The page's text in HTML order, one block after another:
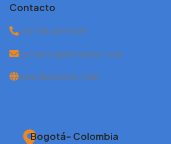
Contacto
+57 318 347 0749
contacto@fixmedical.com
www.fixmedical.com
Bogotá– Colombia